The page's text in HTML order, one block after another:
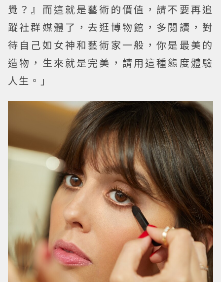
覺？』而這就是藝術的價值，請不要再追
蹤社群媒體了，去逛博物館，多閱讀，對
待自己如女神和藝術家一般，你是最美的
造物，生來就是完美，請用這種態度體驗
人生。」